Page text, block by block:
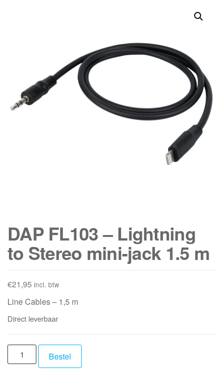
DAP FL103 – Lightning
to Stereo mini-jack 1.5 m
€21,95 incl. btw
Line Cables – 1,5 m
Direct leverbaar
DAP
FL103
Bestel